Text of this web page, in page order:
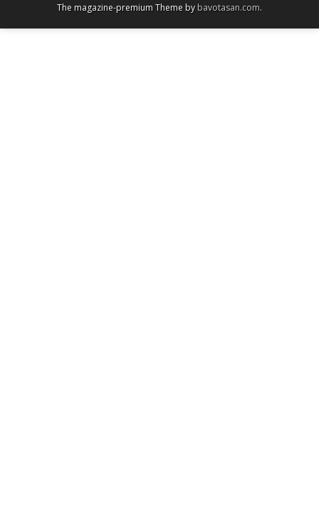
The magazine-premium Theme bybavotasan.com.